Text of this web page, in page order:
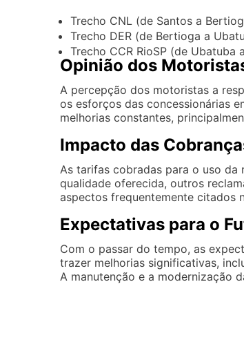
Trecho CNL (de Santos a
Trecho DER (de Bertioga a
Trecho CCR RioSP (de
Opinião dos
A percepção dos motoristas a
os esforços das concessionárias
melhorias constantes,
Impacto das
As tarifas cobradas para o uso da
qualidade oferecida, outros
aspectos frequentemente citados
Expectativas para o
Com o passar do tempo, as
trazer melhorias significativas,
A manutenção e a modernização